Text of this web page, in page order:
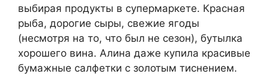
выбирая продукты в супермаркете. Красная
рыба, дорогие сыры, свежие ягоды
(несмотря на то, что был не сезон), бутылка
хорошего вина. Алина даже купила красивые
бумажные салфетки с золотым тиснением.